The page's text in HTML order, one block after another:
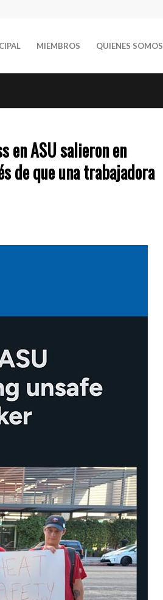
MIEMBROS QUIENES SOMOS
en ASU salieron en
de que una trabajadora